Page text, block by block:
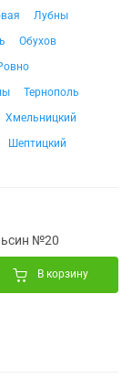
Лубны
Обухов
Тернополь
Хмельницкий
Шептицкий
№20
В корзину